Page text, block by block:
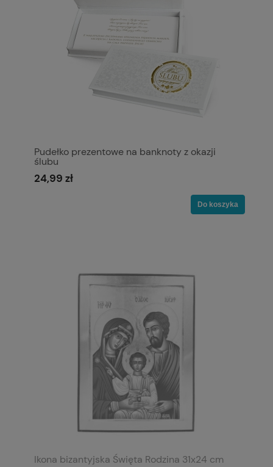
Pudełko prezentowe na banknoty z okazji
ślubu
24,99 zł
Do koszyka
Ikona bizantyjska Święta Rodzina 31x24 cm